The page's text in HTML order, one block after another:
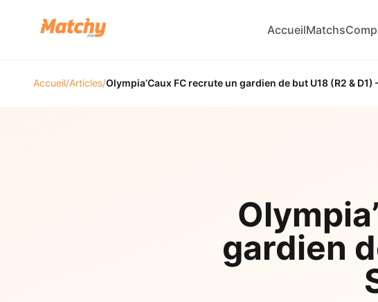
AccueilMatchs
Accueil/Articles/Olympia’Caux FC recrute un gardien de but U18 (R2 & D1)
gardien